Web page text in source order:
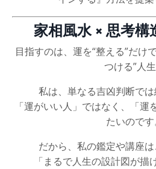
家相風水 × 思考構
目指すのは、運を“整える”だけ
つける”人生
私は、単なる吉凶判断では
「運がいい人」ではなく、「運
たいのです
だから、私の鑑定や講座は
「まるで人生の設計図が描